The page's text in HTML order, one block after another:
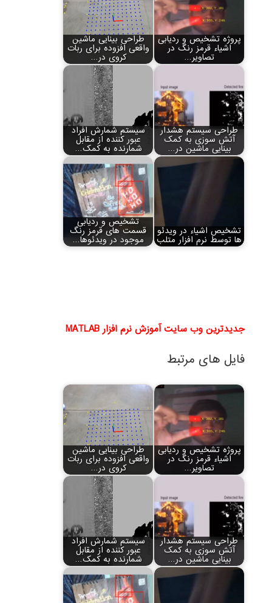
پروژه تشخیص و ردیابی
اشیاء قرمز رنگ در
تصاویر…
طراحی بینایی ماشین
واقعی افزوده برای ربات
کروی در…
طراحی سیستم هشدار
آتش سوزی به کمک
بینایی ماشین در…
سیستم شمارش افراد
عبور کننده از مقابل
شمارنده به کمک…
تشخیص اشیاء در ویدئو
ها توسط نرم افزار متلب
تشخیص و ردیابی
قسمت های قرمز رنگ
موجود در ویدئوها…
جدیدترین وب سایت آموزش نرم افزار MATLAB
فایل های مرتبط
پروژه تشخیص و ردیابی
اشیاء قرمز رنگ در
تصاویر…
طراحی بینایی ماشین
واقعی افزوده برای ربات
کروی در…
طراحی سیستم هشدار
آتش سوزی به کمک
بینایی ماشین در…
سیستم شمارش افراد
عبور کننده از مقابل
شمارنده به کمک…